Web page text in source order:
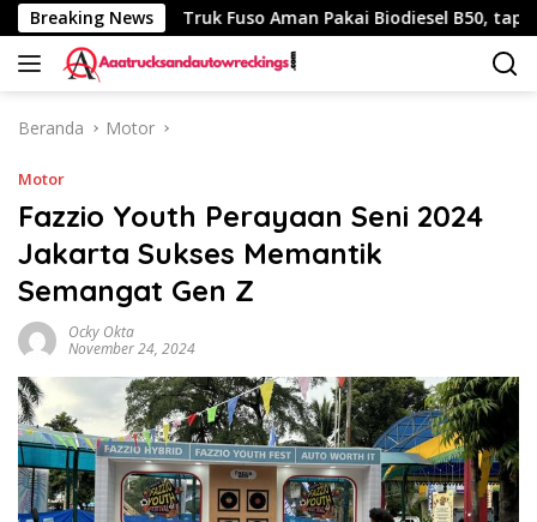
Langsung
ke
konten
Breaking News
Km Truk Fuso Aman Pakai Biodiesel B50, tapi Ada
Beranda Motor
Motor
Fazzio Youth Perayaan Seni 2024
Jakarta Sukses Memantik
Semangat Gen Z
Ocky Okta
November 24, 2024